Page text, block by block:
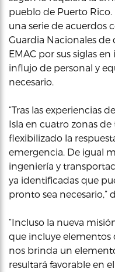
pueblo de Puerto
una serie de acuerdos
Guardia Nacionales de
EMAC por sus siglas
influjo de personal y
necesario.
“Tras las experiencias
Isla en cuatro zonas de
flexibilizado la
emergencia. De igual
ingeniería y
ya identificadas que
pronto sea necesario,”
“Incluso la nueva
que incluye elementos
nos brinda un
resultará favorable en